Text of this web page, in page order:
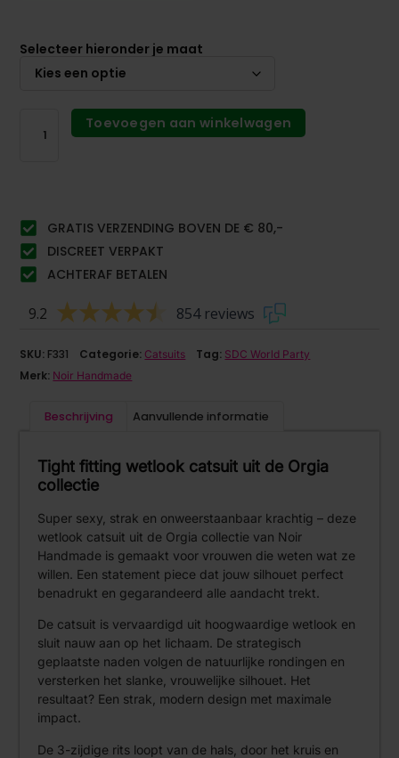
Selecteer hieronder je maat
Toevoegen aan winkelwagen
GRATIS VERZENDING BOVEN DE € 80,-
DISCREET VERPAKT
ACHTERAF BETALEN
9.2 854 reviews
SKU: F331 Categorie: Catsuits Tag: SDC World Party
Merk: Noir Handmade
Beschrijving Aanvullende informatie
Tight fitting wetlook catsuit uit de Orgia
collectie
Super sexy, strak en onweerstaanbaar krachtig – deze
wetlook catsuit uit de Orgia collectie van Noir
Handmade is gemaakt voor vrouwen die weten wat ze
willen. Een statement piece dat jouw silhouet perfect
benadrukt en gegarandeerd alle aandacht trekt.
De catsuit is vervaardigd uit hoogwaardige wetlook en
sluit nauw aan op het lichaam. De strategisch
geplaatste naden volgen de natuurlijke rondingen en
versterken het slanke, vrouwelijke silhouet. Het
resultaat? Een strak, modern design met maximale
impact.
De 3-zijdige rits loopt van de hals, door het kruis en